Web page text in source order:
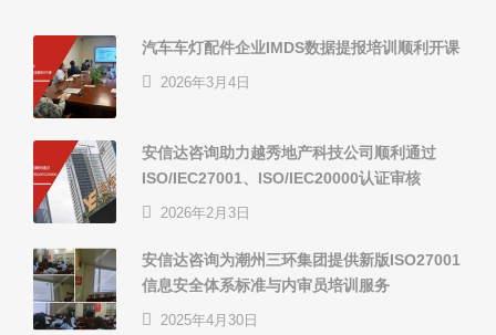
汽车车灯配件企业IMDS数据提报培训顺利开课
2026年3月4日
安信达咨询助力越秀地产科技公司顺利通过
ISO/IEC27001、ISO/IEC20000认证审核
2026年2月3日
安信达咨询为潮州三环集团提供新版ISO27001
信息安全体系标准与内审员培训服务
2025年4月30日